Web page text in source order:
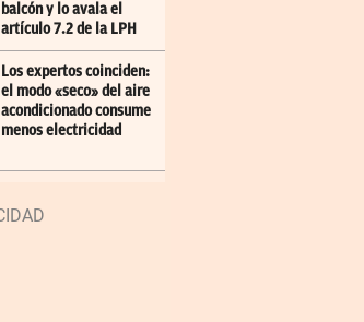
balcón y lo avala el
artículo 7.2 de la LPH
Los expertos coinciden:
el modo «seco» del aire
acondicionado consume
menos electricidad